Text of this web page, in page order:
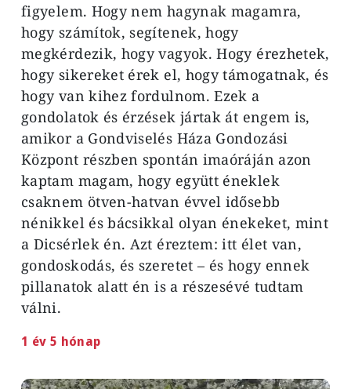
figyelem. Hogy nem hagynak magamra,
hogy számítok, segítenek, hogy
megkérdezik, hogy vagyok. Hogy érezhetek,
hogy sikereket érek el, hogy támogatnak, és
hogy van kihez fordulnom. Ezek a
gondolatok és érzések jártak át engem is,
amikor a Gondviselés Háza Gondozási
Központ részben spontán imaóráján azon
kaptam magam, hogy együtt éneklek
csaknem ötven-hatvan évvel idősebb
nénikkel és bácsikkal olyan énekeket, mint
a Dicsérlek én. Azt éreztem: itt élet van,
gondoskodás, és szeretet – és hogy ennek
pillanatok alatt én is a részesévé tudtam
válni.
1 év 5 hónap